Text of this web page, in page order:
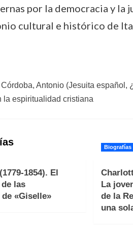
por la democracia y la
cultural e histórico de
Antonio (Jesuita español,
la espiritualidad cristiana
1854). El
las
«Giselle»
Biografías
La
de la
una